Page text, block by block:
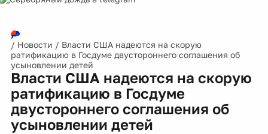
/ Новости / Власти США надеются на скорую
ратификацию в Госдуме двустороннего соглашения об
усыновлении детей
Власти США надеются на скорую
ратификацию в Госдуме
двустороннего соглашения об
усыновлении детей